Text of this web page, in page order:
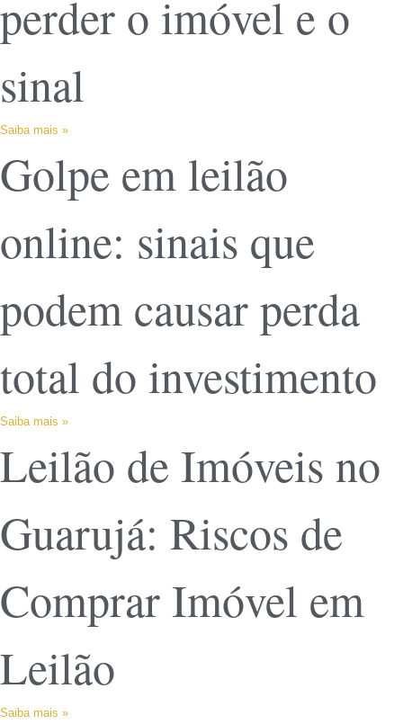
perder o imóvel e o
sinal
Saiba mais »
Golpe em leilão
online: sinais que
podem causar perda
total do investimento
Saiba mais »
Leilão de Imóveis no
Guarujá: Riscos de
Comprar Imóvel em
Leilão
Saiba mais »